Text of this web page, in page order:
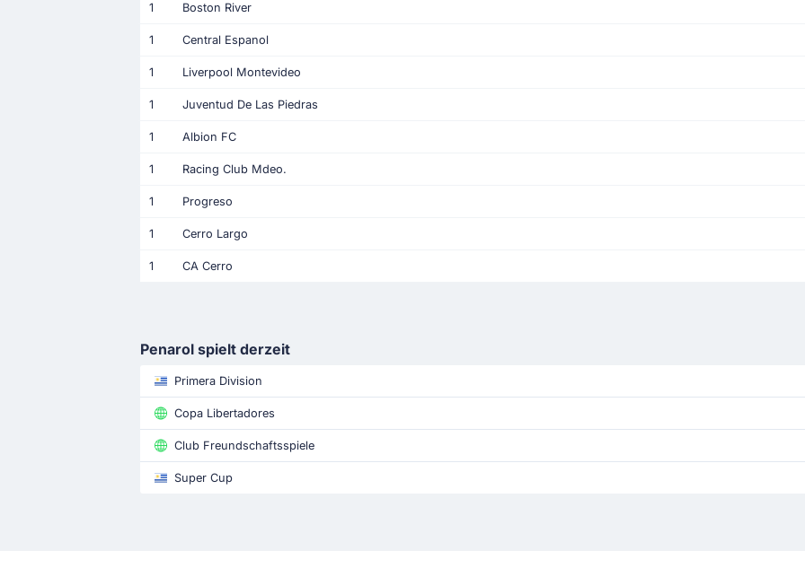
1 Boston River
1 Central Espanol
1 Liverpool Montevideo
1 Juventud De Las Piedras
1 Albion FC
1 Racing Club Mdeo.
1 Progreso
1 Cerro Largo
1 CA Cerro
Penarol spielt derzeit
Primera Division
Copa Libertadores
Club Freundschaftsspiele
Super Cup